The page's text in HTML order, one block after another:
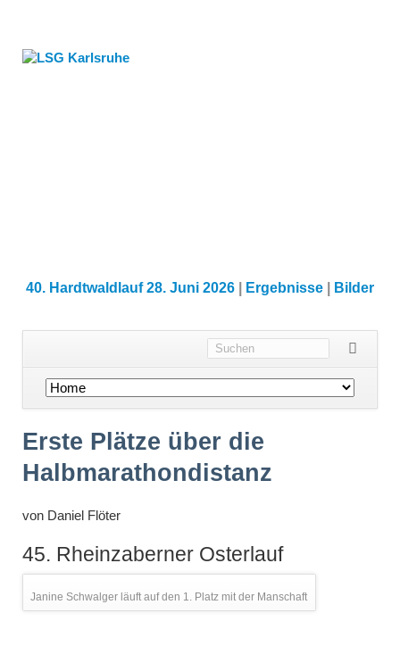
40. Hardtwaldlauf 28. Juni 2026 Ergebnisse Bilder
Navigation
Erste Plätze über die
Halbmarathondistanz
von Daniel Flöter
45. Rheinzaberner Osterlauf
Janine Schwalger läuft auf den 1. Platz mit der Manschaft